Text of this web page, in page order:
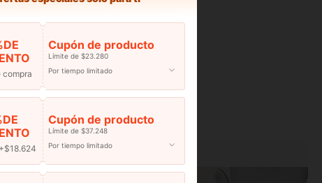
compra
Cupón de producto
Límite de $23.280
Por tiempo limitado
Cupón de producto
Límite de $37.248
Por tiempo limitado